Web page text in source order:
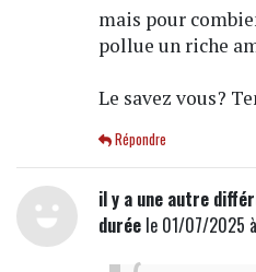
mais pour
pollue un riche
Le savez vous?
Répondre
il y a une autre
duréele 01/07/2025 à